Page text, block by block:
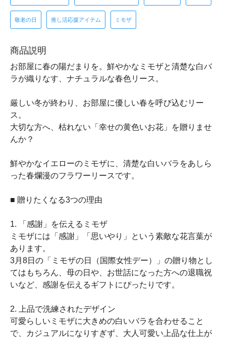
敬老の日 推し活応援アイテム ミモザ
商品説明
お部屋に春の陽だまりを。鮮やかなミモザと清楚な白バ
ラが織りなす、ナチュラルな春色リース。
厳しい冬が終わり、お部屋に優しい春を呼び込むリー
ス。
大切な方へ、枯れない「幸せの黄色いお花」を贈りませ
んか？
鮮やかなイエローのミモザに、清楚な白いバラをあしら
った春爛漫のフラワーリースです。
■ 贈りたくなる3つの理由
1. 「感謝」を伝えるミモザ
ミモザには「感謝」「思いやり」という素敵な花言葉が
あります。
3月8日の「ミモザの日（国際女性デー）」の贈り物とし
てはもちろん、母の日や、お世話になった方への退職祝
いなど、感謝を伝えるギフトにぴったりです。
2. 上品で洗練されたデザイン
可愛らしいミモザに大きめの白いバラを合わせること
で、カジュアルになりすぎず、大人可愛い上品な仕上が